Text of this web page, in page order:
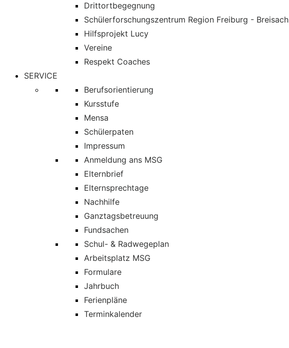
Drittortbegegnung
Schülerforschungszentrum Region Freiburg - Breisach
Hilfsprojekt Lucy
Vereine
Respekt Coaches
SERVICE
Berufsorientierung
Kursstufe
Mensa
Schülerpaten
Impressum
Anmeldung ans MSG
Elternbrief
Elternsprechtage
Nachhilfe
Ganztagsbetreuung
Fundsachen
Schul- & Radwegeplan
Arbeitsplatz MSG
Formulare
Jahrbuch
Ferienpläne
Terminkalender